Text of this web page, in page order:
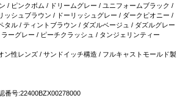
/ ピンクボム / ドリームグレー / ユニフォームブラック /
ッシュブラウン / ドーリッシュグレー / ダークピオニー /
タル / ティントブラウン / ダズルベージュ / ダズルグレー
ーグレー / ピーチクラッシュ / タンジェリンティー
性レンズ / サンドイッチ構造 / フルキャストモールド製
番号:22400BZX00278000